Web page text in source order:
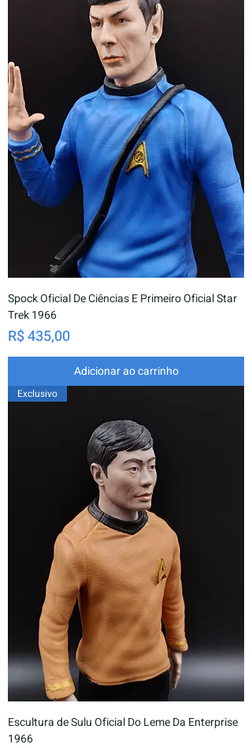
Spock Oficial De Ciências E Primeiro Oficial Star
Trek 1966
Preço
R$ 435,00
Adicionar ao carrinho
Exclusivo
Escultura de Sulu Oficial Do Leme Da Enterprise
1966